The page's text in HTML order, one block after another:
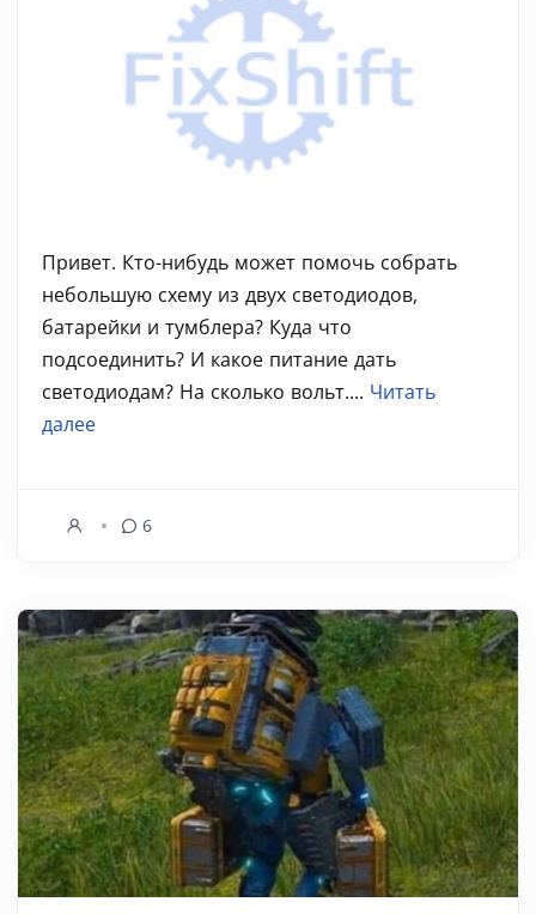
Привет. Кто-нибудь может помочь собрать
небольшую схему из двух светодиодов,
батарейки и тумблера? Куда что
подсоединить? И какое питание дать
светодиодам? На сколько вольт.... Читать
далее
6